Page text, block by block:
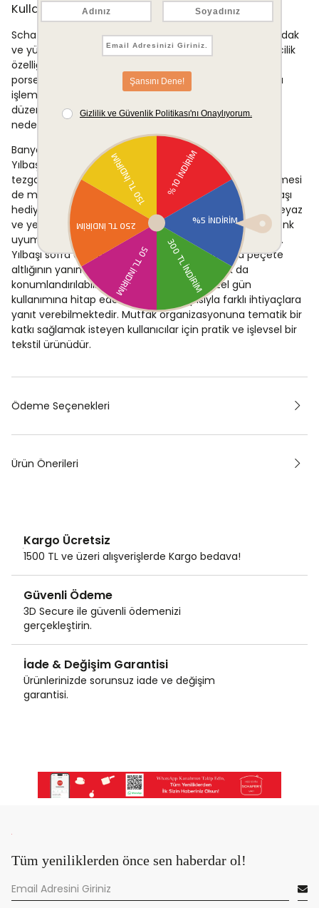
Kullanım Alanları
Schafer Home Joy Kurulama Bezi, mutfakta tabak, bardak
ve yüzey kurulamasında kullanılabilecek boyut ve emicilik
özelliğine sahiptir. Pamuklu yapısı sayesinde cam ve
porselen yüzeylerde leke veya iz bırakmadan kurulama
işlemi gerçekleştirilebilir. Bu özelliği, özellikle mutfak
düzenine önem veren kullanıcılar için işlevsel bir tercih
nedeni oluşturur.
Banyo ortamında el havlusu olarak da tercih edilebilir.
Yılbaşı döneminde misafir banyolarında ya da mutfak
tezgahı üzerinde dekoratif bir aksesuar olarak sergilenmesi
de mümkündür. Tematik nakış tasarımı sayesinde yılbaşı
hediyesi olarak sunulmak üzere de değerlendirilebilir. Beyaz
ve yeşil renk alternatifleriyle birlikte toplu kullanımda renk
uyumu oluşturmak isteyenler için uygun bir seçenektir.
Yılbaşı sofra düzenlemelerinde masa bezi veya peçete
altlığının yanına tamamlayıcı bir unsur olarak da
konumlandırılabilir. Hem günlük hem de özel gün
kullanımına hitap eden çok yönlü yapısıyla farklı ihtiyaçlara
yanıt verebilmektedir. Mutfak organizasyonuna tematik bir
katkı sağlamak isteyen kullanıcılar için pratik ve işlevsel bir
tekstil ürünüdür.
Ödeme Seçenekleri
Ürün Önerileri
Kargo Ücretsiz
1500 TL ve üzeri alışverişlerde Kargo bedava!
Güvenli Ödeme
3D Secure ile güvenli ödemenizi
gerçekleştirin.
İade & Değişim Garantisi
Ürünlerinizde sorunsuz iade ve değişim
garantisi.
Tüm yeniliklerden önce sen haberdar ol!